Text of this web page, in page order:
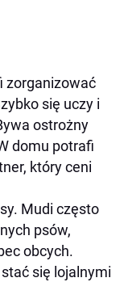
zorganizować
się uczy i
ostrożny
domu potrafi
który ceni
Mudi często
psów,
obcych.
się lojalnymi